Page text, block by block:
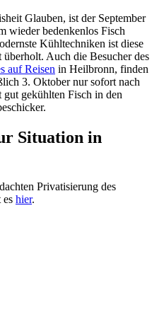
Glauben, ist der September
wieder bedenkenlos Fisch
Kühltechniken ist diese
Auch die Besucher des
auf Reisen in Heilbronn, finden
3. Oktober nur sofort nach
gut gekühlten Fisch in den
Situation in
Privatisierung des
es hier.